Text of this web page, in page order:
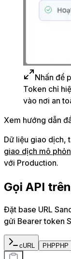
Nhấn để
Token chỉ
vào nơi an
Xem hướng dẫn
Dữ liệu giao dịch,
giao dịch mô
với Production.
Gọi API
Đặt base URL
gửi Bearer token
cURL PHP PHP